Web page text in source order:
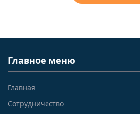
Главное меню
Главная
Сотрудничество